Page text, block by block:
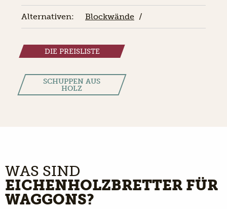
Alternativen: Blockwände /
DIE PREISLISTE
SCHUPPEN AUS
HOLZ
WAS SIND
EICHENHOLZBRETTER FÜR
WAGGONS?